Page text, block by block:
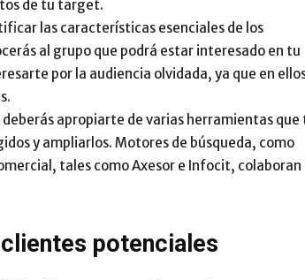
de tu target.
las características esenciales de los
al grupo que podrá estar interesado en tu
por la audiencia olvidada, ya que en
apropiarte de varias herramientas que
y ampliarlos. Motores de búsqueda, como
tales como Axesor e Infocit, colaboran
potenciales